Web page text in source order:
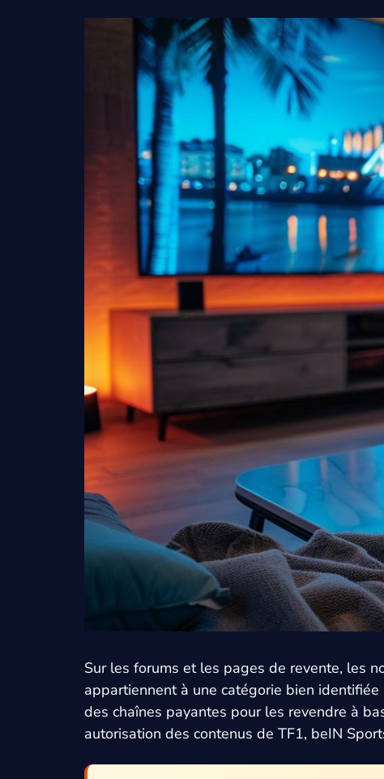
Sur les forums et les pages de revente, les
appartiennent à une catégorie bien
des chaînes payantes pour les revendre à
autorisation des contenus de TF1, beIN